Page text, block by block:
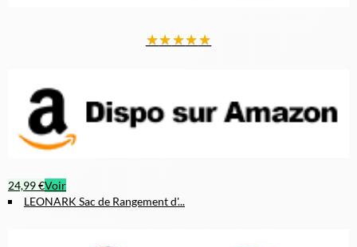
★★★★★
24,99 €Voir
LEONARK Sac de Rangement d'...